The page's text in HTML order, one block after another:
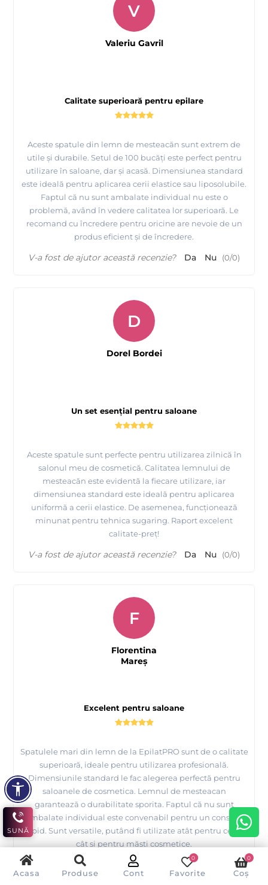
Acasa Produse Cont Favorite
0
Coș
0
Calitate superioară pentru epilare
Aceste spatule din lemn de mesteacăn sunt extrem de
utile și durabile. Setul de 100 bucăți este perfect pentru
utilizare în saloane, dar și acasă. Dimensiunea standard
este ideală pentru aplicarea cerii elastice sau liposolubile.
Faptul că nu sunt ambalate individual nu este o
problemă, având în vedere calitatea lor superioară. Le
recomand cu încredere pentru oricine are nevoie de un
produs eficient și de încredere.
V
Valeriu Gavril
V-a fost de ajutor această recenzie? Da Nu (0/0)
Un set esențial pentru saloane
Aceste spatule sunt perfecte pentru utilizarea zilnică în
salonul meu de cosmetică. Calitatea lemnului de
mesteacăn este evidentă la fiecare utilizare, iar
dimensiunea standard este ideală pentru aplicarea
uniformă a cerii elastice. De asemenea, funcționează
minunat pentru tehnica sugaring. Raport excelent
calitate-preț!
D
Dorel Bordei
V-a fost de ajutor această recenzie? Da Nu (0/0)
Excelent pentru saloane
Spatulele mari din lemn de la EpilatPRO sunt de o calitate
superioară, ideale pentru utilizarea profesională.
Dimensiunile standard le fac alegerea perfectă pentru
saloanele de cosmetica. Lemnul de mesteacan
garantează o durabilitate sporita. Faptul că nu sunt
ambalate individual este convenabil pentru un consum
rapid. Sunt versatile, putând fi utilizate atât pentru ceară
cât și pentru măști cosmetice.
F
Florentina
Mareş
V-a fost de ajutor această recenzie? Da 0)
SUNĂ